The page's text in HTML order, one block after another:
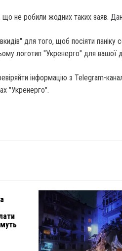
не робили жодних таких заяв.
для того, щоб посіяти паніку
логотип "Укренерго" для вашої
інформацію з Telegram-
"Укренерго".